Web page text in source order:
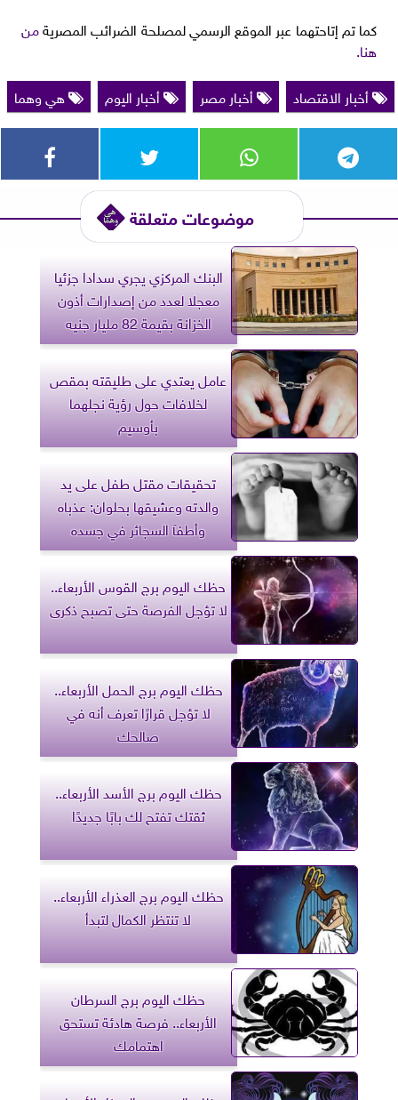
كما تم إتاحتهما عبر الموقع الرسمي لمصلحة الضرائب المصريةمن
هنا.
أخبار الاقتصاد
أخبار مصر أخبار اليوم هي وهما
موضوعات متعلقة
البنك المركزي يجري سدادا جزئيا
معجلا لعدد من إصدارات أذون
الخزانة بقيمة 82 مليار جنيه
عامل يعتدي على طليقته بمقص
لخلافات حول رؤية نجلهما
بأوسيم
تحقيقات مقتل طفل على يد
والدته وعشيقها بحلوان: عذباه
وأطفآ السجائر في جسده
حظك اليوم برج القوس الأربعاء..
لا تؤجل الفرصة حتى تصبح ذكرى
حظك اليوم برج الحمل الأربعاء..
لا تؤجل قرارًا تعرف أنه في
صالحك
حظك اليوم برج الأسد الأربعاء..
ثقتك تفتح لك بابًا جديدًا
حظك اليوم برج العذراء الأربعاء..
لا تنتظر الكمال لتبدأ
حظك اليوم برج السرطان
الأربعاء.. فرصة هادئة تستحق
اهتمامك